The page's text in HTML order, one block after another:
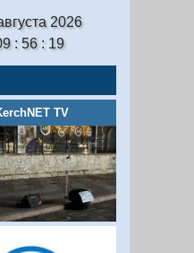
2026
: 56 : 20
TV